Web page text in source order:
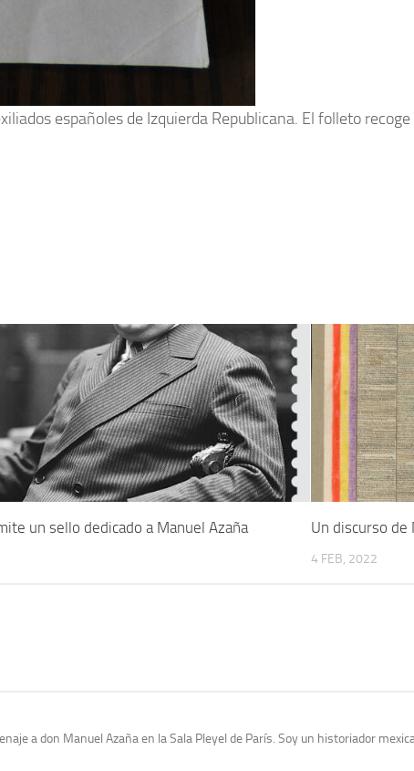
españoles de Izquierda Republicana. El folleto
un sello dedicado a Manuel Azaña Un discurso de
4 FEB, 2022
a don Manuel Azaña en la Sala Pleyel de París. Soy un historiador